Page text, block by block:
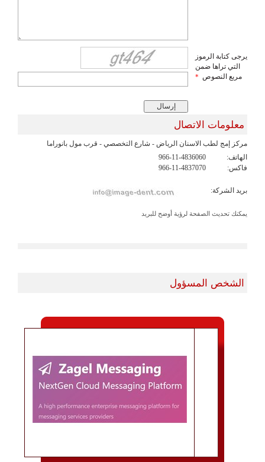
يرجى كتابة الرموز
التي تراها ضمن
مربع النصوص *
معلومات الاتصال
مركز إمج لطب الاسنان الرياض - شارع التخصصي - قرب مول بانوراما
الهاتف:
966-11-4836060
فاكس:
966-11-4837070
بريد الشركة:
يمكنك تحديث الصفحة لرؤية أوضح للبريد
الشخص المسؤول